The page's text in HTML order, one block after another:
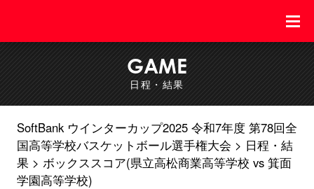
GAME
日程・結果
SoftBank ウインターカップ2025 令和7年度 第78回全
国高等学校バスケットボール選手権大会
日程・結
果
ボックススコア(県立高松商業高等学校 vs 箕面
学園高等学校)